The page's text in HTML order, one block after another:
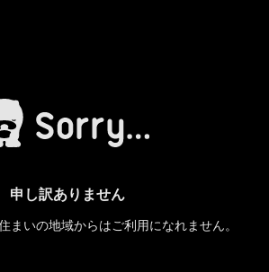
申し訳ありません
まいの地域からはご利用になれません。